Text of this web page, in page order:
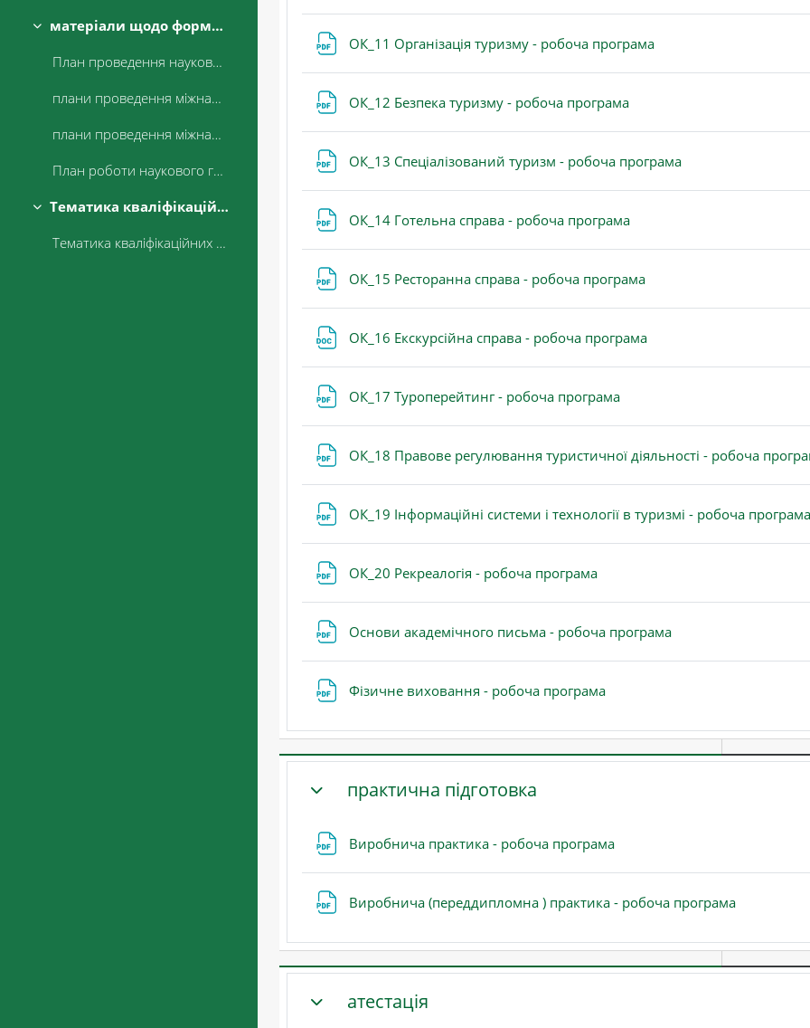
Згорнути
матеріали щодо формування індивідуальної освітньої траєкторії здобувачів вищої освіти
План проведення наукових заходів на 2026 р.
плани проведення міжнародних, всеукраїнських науково-практичних (науково-методичних) конференцій, круглих столів науково-педагогічного складу, студентських наукових конференцій, олімпіад, конкурсів, круглих столів кафедри ТГРС на 2025 рік Файл
плани проведення міжнародних, всеукраїнських науково-практичних (науково-методичних) конференцій, круглих столів науково-педагогічного складу, студентських наукових конференцій, олімпіад, конкурсів, круглих столів кафедри ТГРС на 2024 рік Файл
План роботи наукового гуртка "Простір дослідження туризму та гостинності"
Згорнути
Тематика кваліфікаційних робіт
Тематика кваліфікаційних робіт
ОК_11 Організація туризму - робоча програма
ОК_12 Безпека туризму - робоча програма
ОК_13 Спеціалізований туризм - робоча програма
ОК_14 Готельна справа - робоча програма
ОК_15 Ресторанна справа - робоча програма
ОК_16 Екскурсійна справа - робоча програма
ОК_17 Туроперейтинг - робоча програма
ОК_18 Правове регулювання туристичної діяльності - робоча
ОК_19 Інформаційні системи і технології в туризмі - робоча програма
ОК_20 Рекреалогія - робоча програма
Основи академічного письма - робоча програма
Фізичне виховання - робоча програма
практична підготовка
Виробнича практика - робоча програма
Виробнича (переддипломна ) практика - робоча програма
атестація